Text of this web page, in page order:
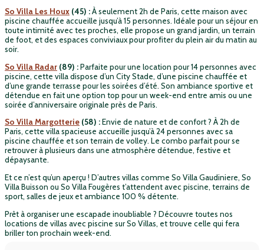
So Villa Les Houx (45) :À seulement 2h de Paris, cette maison avec
piscine chauffée accueille jusqu’à 15 personnes. Idéale pour un séjour en
toute intimité avec tes proches, elle propose un grand jardin, un terrain
de foot, et des espaces conviviaux pour profiter du plein air du matin au
soir.
So Villa Radar (89) :Parfaite pour une location pour 14 personnes avec
piscine, cette villa dispose d’un City Stade, d’une piscine chauffée et
d’une grande terrasse pour les soirées d’été. Son ambiance sportive et
détendue en fait une option top pour un week-end entre amis ou une
soirée d’anniversaire originale près de Paris.
So Villa Margotterie (58) :Envie de nature et de confort ? À 2h de
Paris, cette villa spacieuse accueille jusqu’à 24 personnes avec sa
piscine chauffée et son terrain de volley. Le combo parfait pour se
retrouver à plusieurs dans une atmosphère détendue, festive et
dépaysante.
Et ce n’est qu’un aperçu ! D’autres villas comme So Villa Gaudiniere, So
Villa Buisson ou So Villa Fougères t’attendent avec piscine, terrains de
sport, salles de jeux et ambiance 100 % détente.
Prêt à organiser une escapade inoubliable ? Découvre toutes nos
locations de villas avec piscine sur So Villas, et trouve celle qui fera
briller ton prochain week-end.